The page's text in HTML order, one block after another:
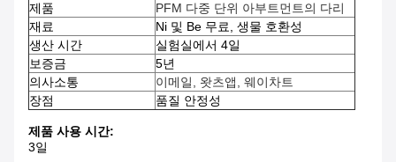
제품
PFM 다중 단위 아부트먼트의 다리
재료
Ni 및 Be 무료, 생물 호환성
생산 시간
실험실에서 4일
보증금
5년
의사소통
이메일, 왓츠앱, 웨이차트
장점
품질 안정성
제품 사용 시간:
3일